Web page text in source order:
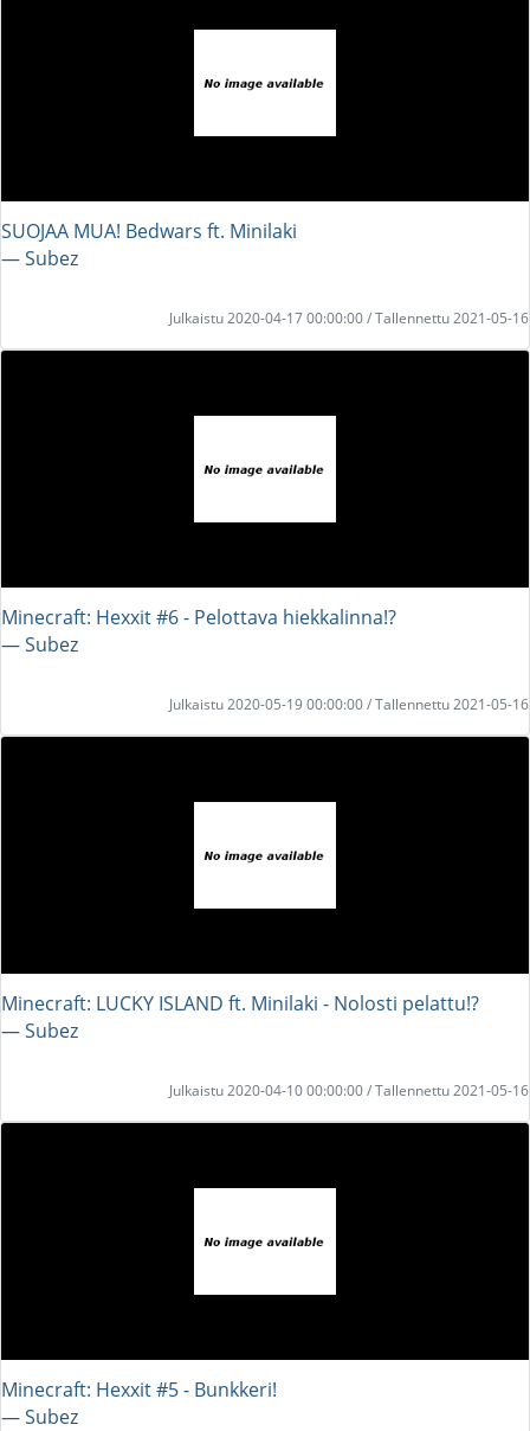
SUOJAA MUA! Bedwars ft. Minilaki
― Subez
Julkaistu 2020-04-17 00:00:00 / Tallennettu 2021-05-16
Minecraft: Hexxit #6 - Pelottava hiekkalinna!?
― Subez
Julkaistu 2020-05-19 00:00:00 / Tallennettu 2021-05-16
Minecraft: LUCKY ISLAND ft. Minilaki - Nolosti pelattu!?
― Subez
Julkaistu 2020-04-10 00:00:00 / Tallennettu 2021-05-16
Minecraft: Hexxit #5 - Bunkkeri!
― Subez